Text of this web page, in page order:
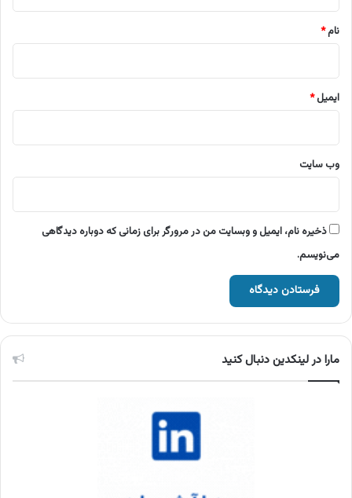
نام*
ایمیل*
وب‌ سایت
ذخیره نام، ایمیل و وبسایت من در مرورگر برای زمانی که دوباره دیدگاهی
می‌نویسم.
مارا در لینکدین دنبال کنید